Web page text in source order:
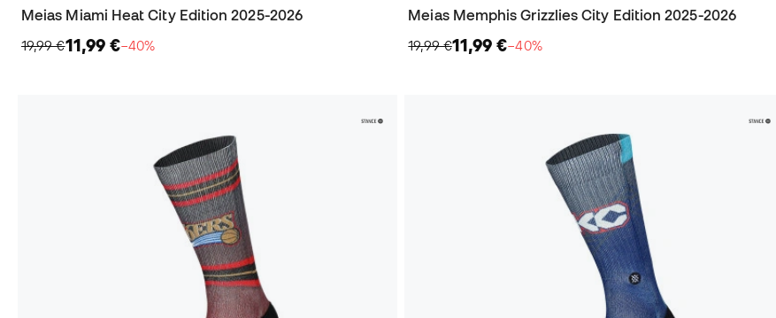
Meias Miami Heat City Edition 2025-2026
19,99 €11,99 €−40%
Meias Memphis Grizzlies City Edition 2025-2026
19,99 €11,99 €−40%